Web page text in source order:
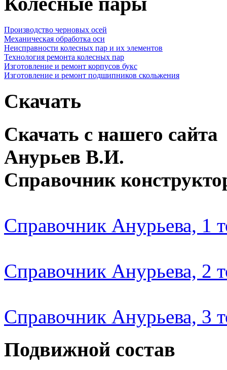
Производство черновых осей
Механическая обработка оси
Неисправности колесных пар и их элементов
Технология ремонта колесных пар
Изготовление и ремонт корпусов букс
Изготовление и ремонт подшипников скольжения
Скачать
Скачать с нашего сайта
Анурьев В.И.
Справочник
Справочник Анурьева, 1
Справочник Анурьева, 2
Справочник Анурьева, 3
Подвижной состав